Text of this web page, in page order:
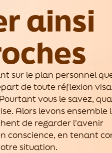
ainsi
sur le plan personnel
de toute réflexion
vous le savez,
Alors levons ensemble
de regarder l'avenir
conscience, en tenant
situation.